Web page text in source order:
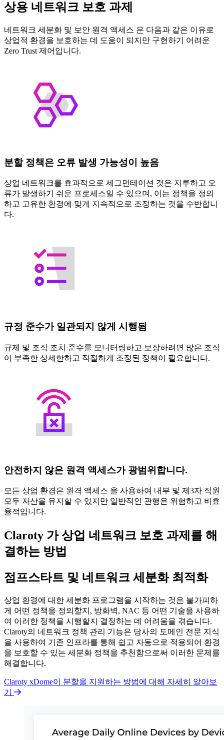
상용 네트워크 보호 과제
네트워크 세분화 및 보안 원격 액세스 은 다음과 같은 이유로
상업적 환경을 보호하는 데 도움이 되지만 구현하기 어려운
Zero Trust 제어입니다.
분할 정책은 오류 발생 가능성이 높음
상업 네트워크를 효과적으로 세그먼테이션 것은 지루하고 오
류가 발생하기 쉬운 프로세스일 수 있으며, 이는 정책을 정의
하고 고유한 환경에 맞게 지속적으로 조정하는 것을 수반합니
다.
규정 준수가 일관되지 않게 시행됨
규제 및 조직 조치 준수를 모니터링하고 보장하려면 많은 조직
이 부족한 상세한하고 적절하게 조정된 정책이 필요합니다.
안전하지 않은 원격 액세스가 광범위합니다.
모든 상업 환경은 원격 액세스 을 사용하여 내부 및 제3자 직원
모두 자산을 유지할 수 있지만 일반적인 관행은 위험하고 비효
율적입니다.
Claroty 가 상업 네트워크 보호 과제를 해
결하는 방법
점프스타트 및 네트워크 세분화 최적화
상업 환경에 대한 세분화 프로그램을 시작하는 것은 불가피하
게 어떤 정책을 정의할지, 방화벽, NAC 등 어떤 기술을 사용하
여 이러한 정책을 시행할지 결정하는 데 어려움을 겪습니다.
Claroty의 네트워크 정책 관리 기능은 당사의 도메인 전문 지식
을 사용하여 기존 인프라를 통해 쉽고 자동으로 적용되어 환경
을 보호할 수 있는 세분화 정책을 추천함으로써 이러한 문제를
해결합니다.
Claroty xDome이 분할을 지원하는 방법에 대해 자세히 알아보
기